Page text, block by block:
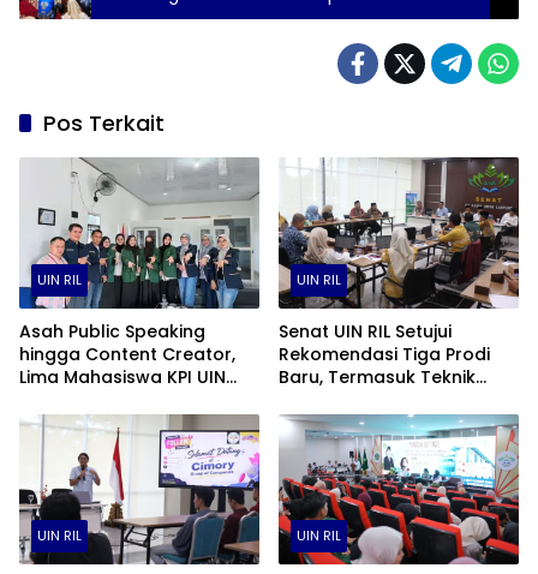
Narkoba
Pos Terkait
UIN RIL
Asah Public Speaking
hingga Content Creator,
Lima Mahasiswa KPI UIN
UIN RIL
Senat UIN RIL Setujui
Rekomendasi Tiga Prodi
Baru, Termasuk Teknik
UIN RIL UIN RIL